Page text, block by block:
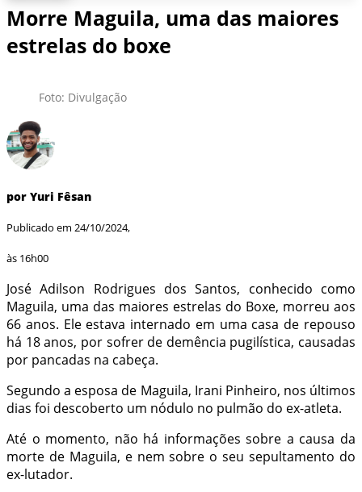
Morre Maguila, uma das maiores
estrelas do boxe
Foto: Divulgação
por Yuri Fêsan
Publicado em 24/10/2024,
às 16h00
José Adilson Rodrigues dos Santos, conhecido como
Maguila, uma das maiores estrelas do Boxe, morreu aos
66 anos. Ele estava internado em uma casa de repouso
há 18 anos, por sofrer de demência pugilística, causadas
por pancadas na cabeça.
Segundo a esposa de Maguila, Irani Pinheiro, nos últimos
dias foi descoberto um nódulo no pulmão do ex-atleta.
Até o momento, não há informações sobre a causa da
morte de Maguila, e nem sobre o seu sepultamento do
ex-lutador.